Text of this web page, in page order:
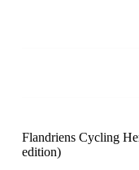
Flandriens Cycling
edition)